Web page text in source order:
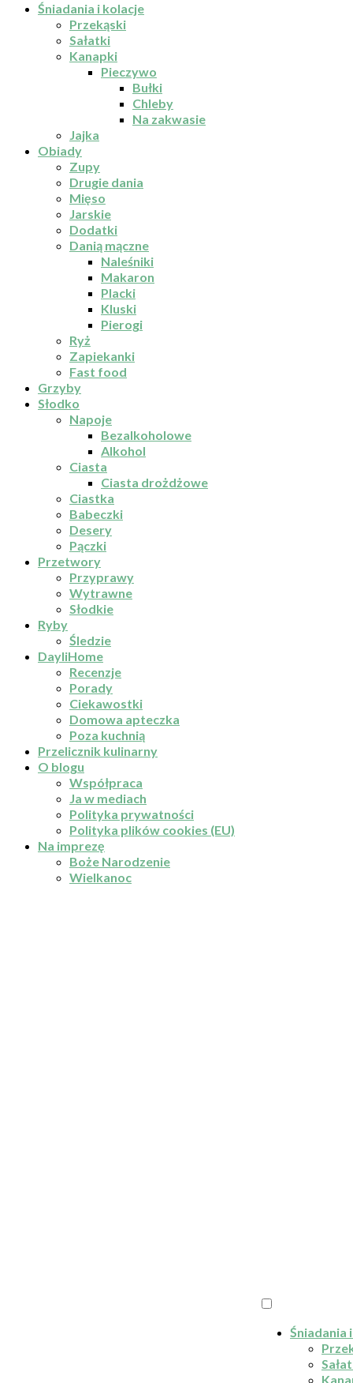
Śniadania i kolacje
Przekąski
Sałatki
Kanapki
Pieczywo
Bułki
Chleby
Na zakwasie
Jajka
Obiady
Zupy
Drugie dania
Mięso
Jarskie
Dodatki
Danią mączne
Naleśniki
Makaron
Placki
Kluski
Pierogi
Ryż
Zapiekanki
Fast food
Grzyby
Słodko
Napoje
Bezalkoholowe
Alkohol
Ciasta
Ciasta drożdżowe
Ciastka
Babeczki
Desery
Pączki
Przetwory
Przyprawy
Wytrawne
Słodkie
Ryby
Śledzie
DayliHome
Recenzje
Porady
Ciekawostki
Domowa apteczka
Poza kuchnią
Przelicznik kulinarny
O blogu
Współpraca
Ja w mediach
Polityka prywatności
Polityka plików cookies (EU)
Na imprezę
Boże Narodzenie
Wielkanoc
Śniadania